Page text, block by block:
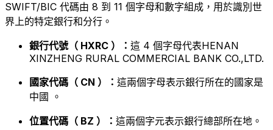
SWIFT/BIC 代碼由 8 到 11 個字母和數字組成，用於識別世
界上的特定銀行和分行。
銀行代號（ HXRC ）： 這 4 個字母代表HENAN
XINZHENG RURAL COMMERCIAL BANK CO.,LTD.
國家代碼（ CN ）： 這兩個字母表示銀行所在的國家是
中國 。
位置代碼（ BZ ）： 這兩個字元表示銀行總部所在地。